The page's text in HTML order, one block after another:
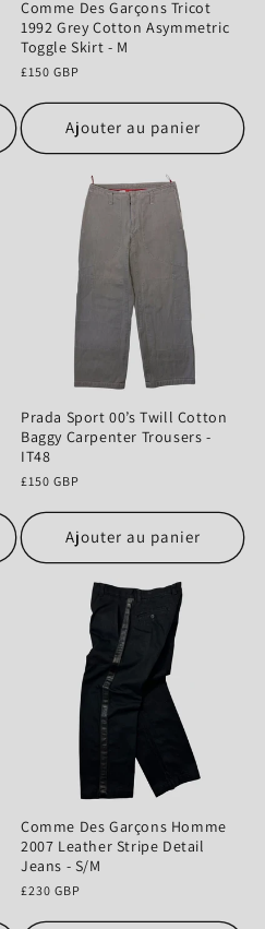
Comme Des Garçons Tricot
1992 Grey Cotton Asymmetric
Toggle Skirt - M
Prix
£150 GBP
Ajouter au panier
Prada Sport 00’s Twill Cotton
Baggy Carpenter Trousers -
IT48
Prix
£150 GBP
Ajouter au panier
Comme Des Garçons Homme
2007 Leather Stripe Detail
Jeans - S/M
Prix
£230 GBP